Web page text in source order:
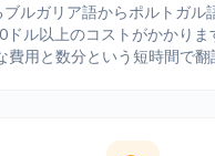
ブルガリア語からポルトガル
ドル以上のコストがかかりま
費用と数分という短時間で翻